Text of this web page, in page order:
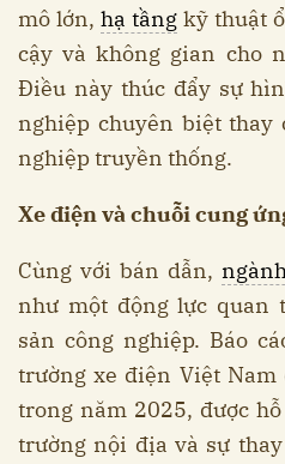
mô lớn, hạ tầng kỹ thuật
cậy và không gian cho
Điều này thúc đẩy sự
nghiệp chuyên biệt
nghiệp truyền thống.
Xe điện và chuỗi cung
Cùng với bán dẫn,
như một động lực quan
sản công nghiệp. Báo
trường xe điện Việt Nam
trong năm 2025, được
trường nội địa và sự